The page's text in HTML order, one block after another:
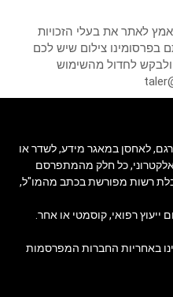
לאתר את בעלי הזכויות
בפרסומינו צילום שיש לכם
ולבקש לחדול מהשימוש
לאחסן במאגר מידע, לשדר או
כל חלק מהמתפרסם
רשות מפורשת בכתב מהמו"ל,
רפואי, קוסמטי או אחר.
באחריות החברות המפרסמות